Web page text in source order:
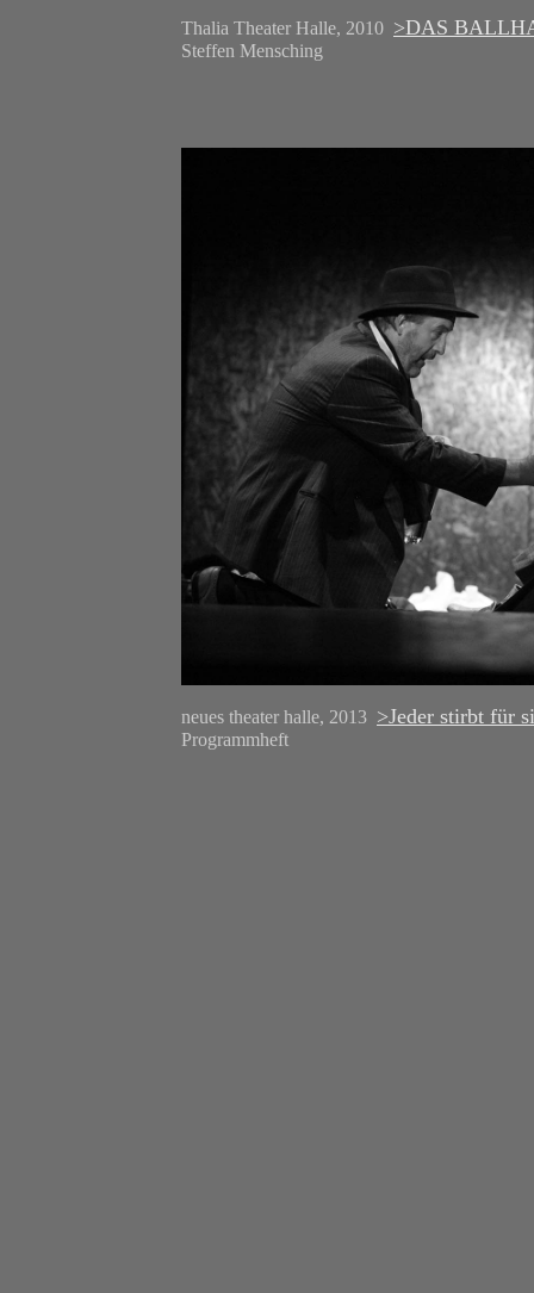
Thalia Theater Halle, 2010 >DAS
Steffen Mensching
neues theater halle, 2013 >Jeder stirbt für
Programmheft